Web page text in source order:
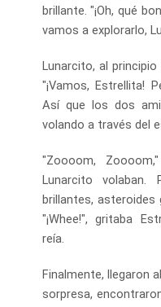
brillante. "¡Oh, qué
vamos a explorarlo,
Lunarcito, al
"¡Vamos, Estrellita!
Así que los dos
volando a través del
"Zoooom,
Lunarcito volaban.
brillantes,
"¡Whee!", gritaba
reía.
Finalmente, llegaron
sorpresa,